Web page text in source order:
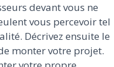
devant vous ne
vous percevoir tel
Décrivez ensuite le
monter votre projet.